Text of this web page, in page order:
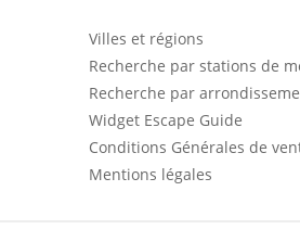
Villes et régions
Recherche par stations de
Recherche par
Widget Escape Guide
Conditions Générales de
Mentions légales